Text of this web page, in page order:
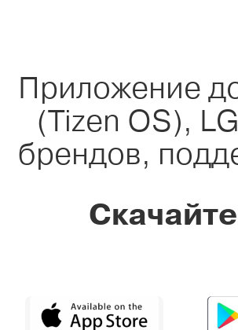
Приложение
(Tizen OS),
брендов,
____________
____________